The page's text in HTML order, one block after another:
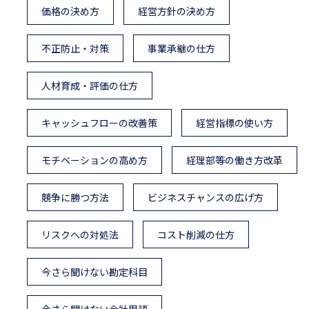
価格の決め方 経営方針の決め方
不正防止・対策 事業承継の仕方
人材育成・評価の仕方
キャッシュフローの改善策 経営指標の使い方
モチベーションの高め方 経理部等の働き方改革
競争に勝つ方法 ビジネスチャンスの広げ方
リスクへの対処法 コスト削減の仕方
今さら聞けない勘定科目